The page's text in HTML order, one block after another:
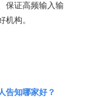
保证高频输入输
构。
告知哪家好？